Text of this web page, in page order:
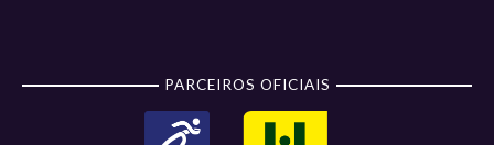
PARCEIROS OFICIAIS